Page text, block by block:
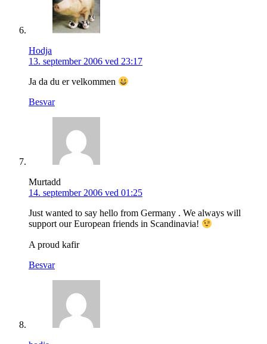
Hodja
13. september 2006 ved 23:17
Ja da du er velkommen
Besvar
Murtadd
14. september 2006 ved 01:25
Just wanted to say hello from Germany . We always will
support our European friends in Scandinavia!
A proud kafir
Besvar